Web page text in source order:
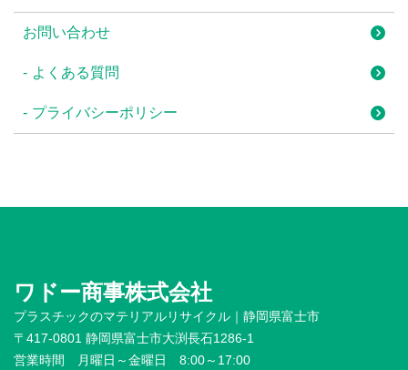
お問い合わせ
よくある質問
プライバシーポリシー
ワドー商事株式会社
プラスチックのマテリアルリサイクル｜静岡県富士市
〒417-0801 静岡県富士市大渕長石1286-1
営業時間 月曜日～金曜日 8:00～17:00